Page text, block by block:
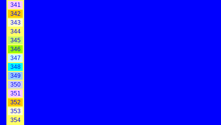
341
342
343
344
345
346
347
348
349
350
351
352
353
354